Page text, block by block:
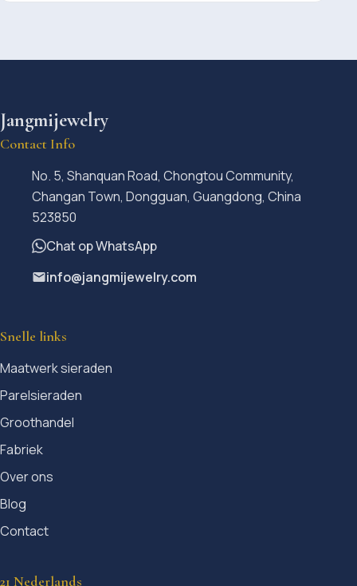
Jangmijewelry
Contact Info
No. 5, Shanquan Road, Chongtou Community,
Changan Town, Dongguan, Guangdong, China
523850
Chat op WhatsApp
info@jangmijewelry.com
Snelle links
Maatwerk sieraden
Parelsieraden
Groothandel
Fabriek
Over ons
Blog
Contact
21 Nederlands